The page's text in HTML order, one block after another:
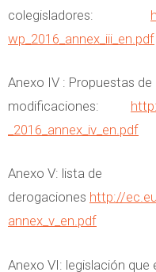
colegisladores:
wp_2016_annex_iii_en.pdf
Anexo IV : Propuestas de
modificaciones:
_2016_annex_iv_en.pdf
Anexo V: lista de
derogaciones http://
annex_v_en.pdf
Anexo VI: legislación que